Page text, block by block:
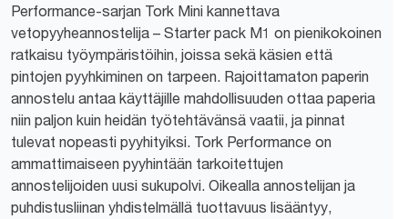
Performance-sarjan Tork Mini kannettava
vetopyyheannostelija – Starter pack M1 on pienikokoinen
ratkaisu työympäristöihin, joissa sekä käsien että
pintojen pyyhkiminen on tarpeen. Rajoittamaton paperin
annostelu antaa käyttäjille mahdollisuuden ottaa paperia
niin paljon kuin heidän työtehtävänsä vaatii, ja pinnat
tulevat nopeasti pyyhityiksi. Tork Performance on
ammattimaiseen pyyhintään tarkoitettujen
annostelijoiden uusi sukupolvi. Oikealla annostelijan ja
puhdistusliinan yhdistelmällä tuottavuus lisääntyy,